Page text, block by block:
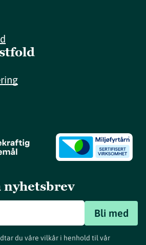
nyhetsbrev
Bli med
du våre vilkår i henhold til vår